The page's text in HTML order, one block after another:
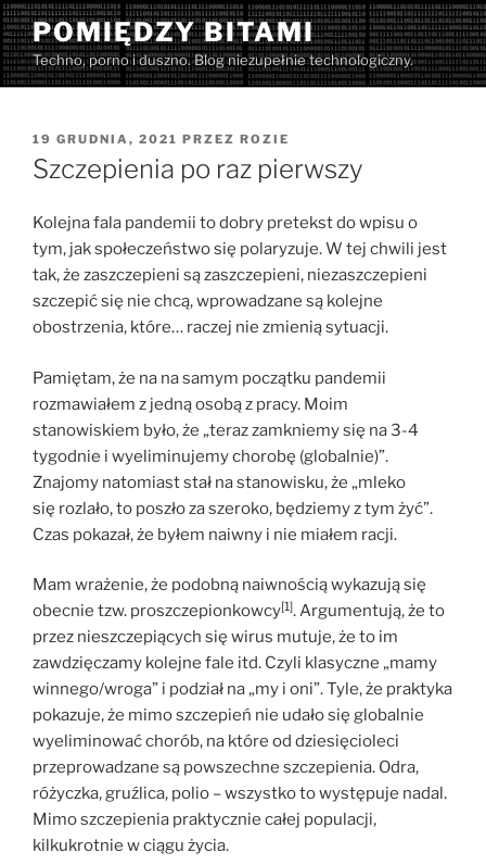
Przejdź
do
treści
POMIĘDZY BITAMI
Techno, porno i duszno. Blog niezupełnie technologiczny.
OPUBLIKOWANE
W
19 GRUDNIA, 2021 PRZEZ ROZIE
Szczepienia po raz pierwszy
Kolejna fala pandemii to dobry pretekst do wpisu o
tym, jak społeczeństwo się polaryzuje. W tej chwili jest
tak, że zaszczepieni są zaszczepieni, niezaszczepieni
szczepić się nie chcą, wprowadzane są kolejne
obostrzenia, które… raczej nie zmienią sytuacji.
Pamiętam, że na na samym początku pandemii
rozmawiałem z jedną osobą z pracy. Moim
stanowiskiem było, że „teraz zamkniemy się na 3-4
tygodnie i wyeliminujemy chorobę (globalnie)”.
Znajomy natomiast stał na stanowisku, że „mleko
się rozlało, to poszło za szeroko, będziemy z tym żyć”.
Czas pokazał, że byłem naiwny i nie miałem racji.
Mam wrażenie, że podobną naiwnością wykazują się
obecnie tzw. proszczepionkowcy[1]. Argumentują, że to
przez nieszczepiących się wirus mutuje, że to im
zawdzięczamy kolejne fale itd. Czyli klasyczne „mamy
winnego/wroga” i podział na „my i oni”. Tyle, że praktyka
pokazuje, że mimo szczepień nie udało się globalnie
wyeliminować chorób, na które od dziesięcioleci
przeprowadzane są powszechne szczepienia. Odra,
różyczka, gruźlica, polio – wszystko to występuje nadal.
Mimo szczepienia praktycznie całej populacji,
kilkukrotnie w ciągu życia.